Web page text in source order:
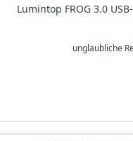
Lumintop FROG 3.0
unglaubliche